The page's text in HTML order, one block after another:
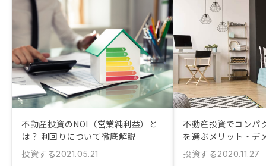
不動産投資のNOI（営業純利益）と
は？ 利回りについて徹底解説
投資する2021.05.21
不動産投資でコンパ
を選ぶメリット・デ
投資する2020.11.27